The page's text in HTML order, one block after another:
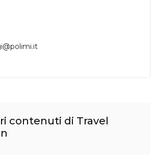
contenuti di Travel